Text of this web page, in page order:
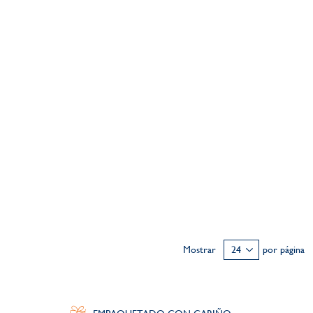
Mostrar por página